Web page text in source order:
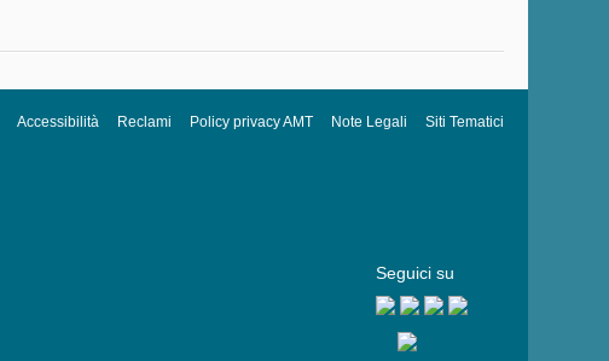
Seguici su
Accessibilità Reclami Policy privacy AMT Note Legali Siti Tematici